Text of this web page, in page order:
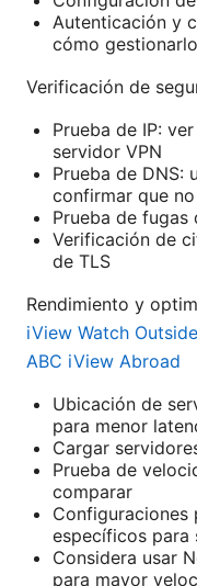
Autenticación y
cómo
Verificación de
Prueba de IP:
servidor VPN
Prueba de DNS:
confirmar que
Prueba de fugas
Verificación de
de TLS
Rendimiento y
iView Watch
ABC iView Abroad
Ubicación de
para menor
Cargar
Prueba de
comparar
Configuraciones
específicos para
Considera usar
para mayor